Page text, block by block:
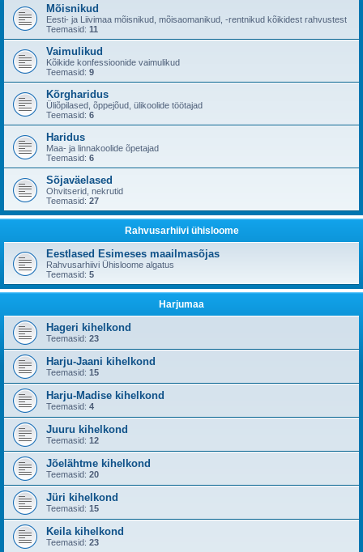
Mõisnikud
Eesti- ja Liivimaa mõisnikud, mõisaomanikud, -rentnikud kõikidest rahvustest
Teemasid: 11
Vaimulikud
Kõikide konfessioonide vaimulikud
Teemasid: 9
Kõrgharidus
Üliõpilased, õppejõud, ülikoolide töötajad
Teemasid: 6
Haridus
Maa- ja linnakoolide õpetajad
Teemasid: 6
Sõjaväelased
Ohvitserid, nekrutid
Teemasid: 27
Rahvusarhiivi ühisloome
Eestlased Esimeses maailmasõjas
Rahvusarhiivi Ühisloome algatus
Teemasid: 5
Harjumaa
Hageri kihelkond
Teemasid: 23
Harju-Jaani kihelkond
Teemasid: 15
Harju-Madise kihelkond
Teemasid: 4
Juuru kihelkond
Teemasid: 12
Jõelähtme kihelkond
Teemasid: 20
Jüri kihelkond
Teemasid: 15
Keila kihelkond
Teemasid: 23